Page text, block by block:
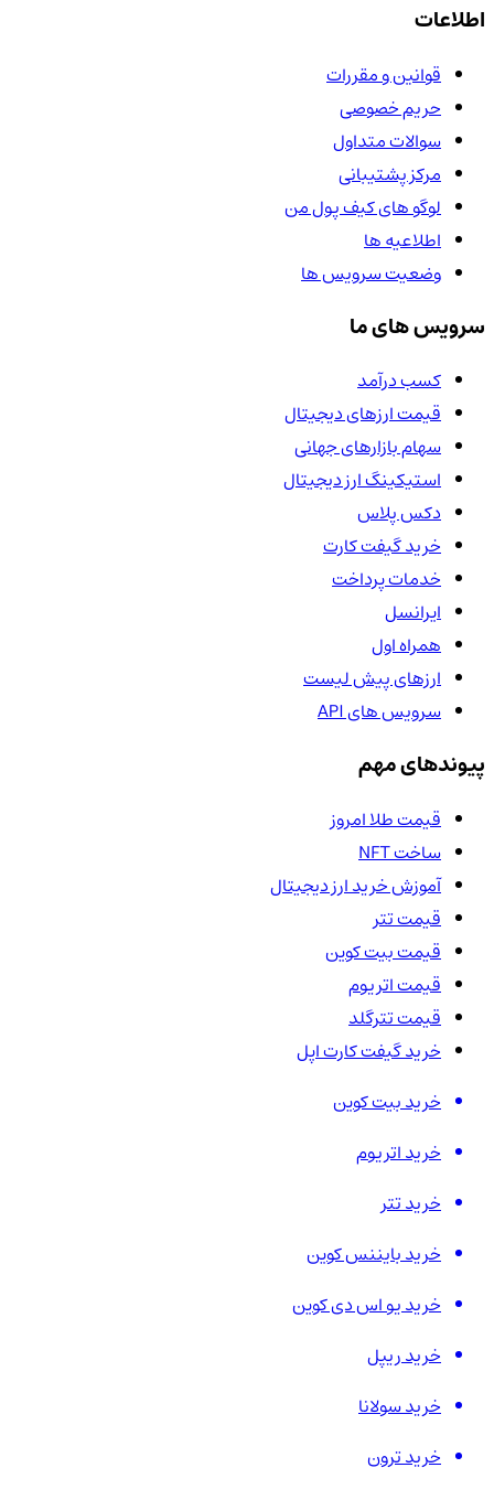
اطلاعات
قوانین و مقررات
حریم خصوصی
سوالات متداول
مرکز پشتیبانی
لوگو های کیف پول من
اطلاعیه ها
وضعیت سرویس ها
سرویس های ما
کسب درآمد
قیمت ارزهای دیجیتال
سهام بازارهای جهانی
استیکینگ ارز دیجیتال
دکس پلاس
خرید گیفت کارت
خدمات پرداخت
ایرانسل
همراه اول
ارزهای پیش لیست
سرویس های API
پیوندهای مهم
قیمت طلا امروز
ساخت NFT
آموزش خرید ارز دیجیتال
قیمت تتر
قیمت بیت کوین
قیمت اتریوم
قیمت تترگلد
خرید گیفت کارت اپل
خرید بیت کوین
خرید اتریوم
خرید تتر
خرید بایننس کوین
خرید یو اس دی کوین
خرید ریپل
خرید سولانا
خرید ترون